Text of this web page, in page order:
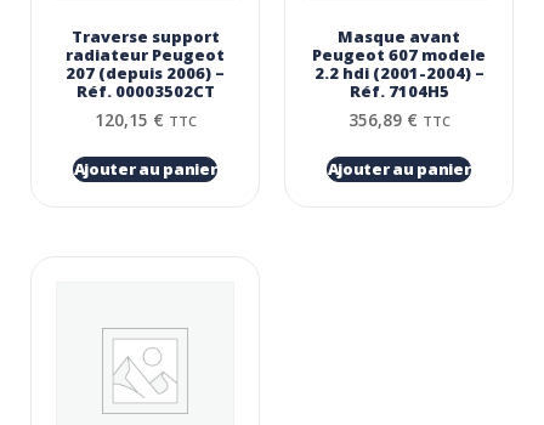
Traverse support
radiateur Peugeot
207 (depuis 2006) –
Réf. 00003502CT
120,15 € TTC
Ajouter au panier
Masque avant
Peugeot 607 modele
2.2 hdi (2001-2004) –
Réf. 7104H5
356,89 € TTC
Ajouter au panier